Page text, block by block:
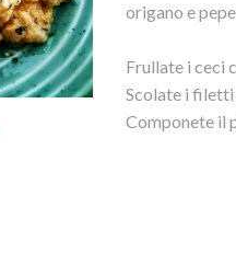
origano e
Frullate i ceci
Scolate i filetti
Componete il